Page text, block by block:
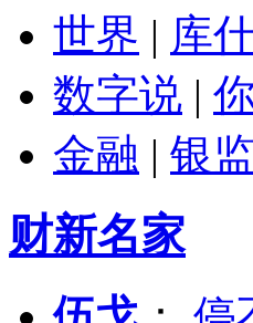
世界 | 库
数字说 |
金融 | 银
财新名家